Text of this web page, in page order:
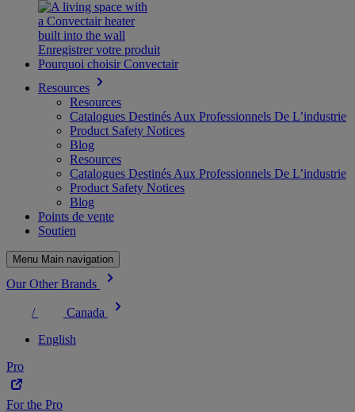
Enregistrer votre produit
Pourquoi choisir Convectair
Resources
Resources
Catalogues Destinés Aux Professionnels De L’industrie
Product Safety Notices
Blog
Resources
Catalogues Destinés Aux Professionnels De L’industrie
Product Safety Notices
Blog
Points de vente
Soutien
Menu Main navigation
Our Other Brands
/
Canada
English
Pro
For the Pro